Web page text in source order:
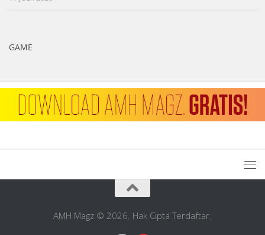
GAME
AMH Magz © 2026. Hak Cipta Terdaftar.